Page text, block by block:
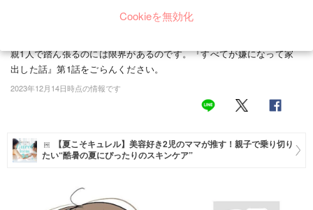
Cookieを無効化
病院
住まい
トレンド・イベント
ない」と1人で堪えていた日々を変えたお話です。ワンオペ育児で
親1人で踏ん張るのには限界があるのです。『すべてが嫌になって家
出した話』第1話をごらんください。
2023年12月14日時点の情報です
【夏こそキュレル】美容好き2児のママが推す！親子で乗り切り
たい“酷暑の夏にぴったりのスキンケア”